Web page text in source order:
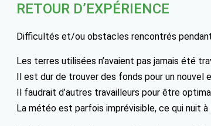
RETOUR D’EXPÉRIENCE
Difficultés et/ou obstacles rencontrés
Les terres utilisées n’avaient pas jamais été
Il est dur de trouver des fonds pour un nouvel
Il faudrait d’autres travailleurs pour être
La météo est parfois imprévisible, ce qui nuit à